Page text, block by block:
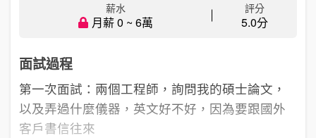
薪水
月薪 0 ~ 6萬
評分
5.0分
面試過程
第一次面試：兩個工程師，詢問我的碩士論文，
以及弄過什麼儀器，英文好不好，因為要跟國外
客戶書信往來